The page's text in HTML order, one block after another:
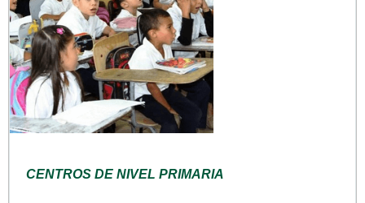
CENTROS DE NIVEL PRIMARIA